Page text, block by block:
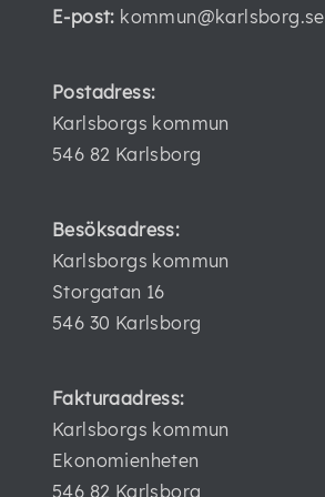
E-post: kommun@karlsborg.se
Postadress:
Karlsborgs kommun
546 82 Karlsborg
Besöksadress:
Karlsborgs kommun
Storgatan 16
546 30 Karlsborg
Fakturaadress:
Karlsborgs kommun
Ekonomienheten
546 82 Karlsborg